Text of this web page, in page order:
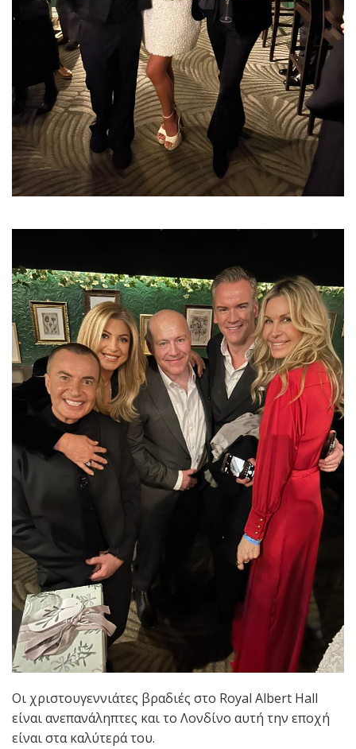
Οι χριστουγεννιάτες βραδιές στο Royal Albert Hall
είναι ανεπανάληπτες και το Λονδίνο αυτή την εποχή
είναι στα καλύτερά του.